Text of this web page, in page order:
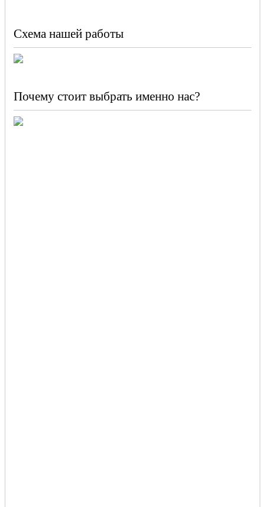
Схема нашей работы
Почему стоит выбрать именно нас?